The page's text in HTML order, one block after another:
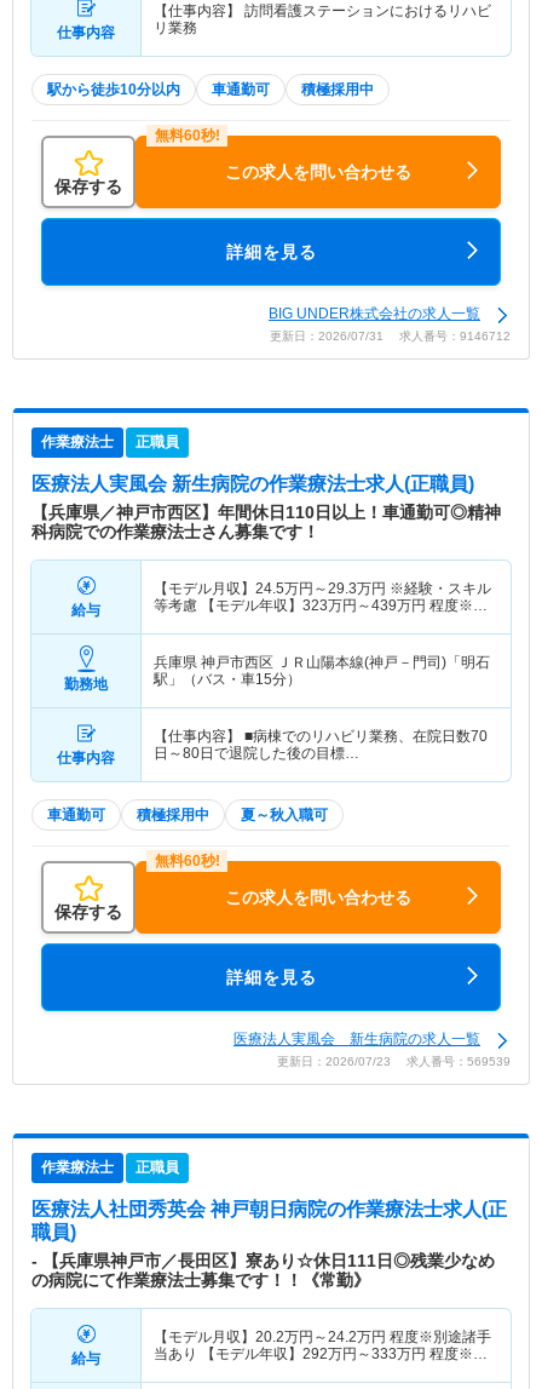
仕事内容
【仕事内容】 訪問看護ステーションにおけるリハビ
リ業務
駅から徒歩10分以内 車通勤可 積極採用中
保存する
この求人を問い合わせる
詳細を見る
BIG UNDER株式会社の求人一覧
更新日：2026/07/31 求人番号：9146712
作業療法士 正職員
医療法人実風会 新生病院の作業療法士求人(正職員)
【兵庫県／神戸市西区】年間休日110日以上！車通勤可◎精神
科病院での作業療法士さん募集です！
給与
【モデル月収】 24.5万円～29.3万円 ※経験・スキル
等考慮 【モデル年収】 323万円～439万円 程度※時
勤務地
兵庫県 神戸市西区
ＪＲ山陽本線(神戸－門司)「明石
駅」（バス・車15分）
仕事内容
【仕事内容】 ■病棟でのリハビリ業務、在院日数70
日～80日で退院した後の目標…
車通勤可 積極採用中 夏～秋入職可
保存する
この求人を問い合わせる
詳細を見る
医療法人実風会 新生病院の求人一覧
更新日：2026/07/23 求人番号：569539
作業療法士 正職員
医療法人社団秀英会 神戸朝日病院の作業療法士求人(正
職員)
- 【兵庫県神戸市／長田区】寮あり☆休日111日◎残業少なめ
の病院にて作業療法士募集です！！《常勤》
給与
【モデル月収】 20.2万円～24.2万円 程度※別途諸手
当あり 【モデル年収】 292万円～333万円 程度※別